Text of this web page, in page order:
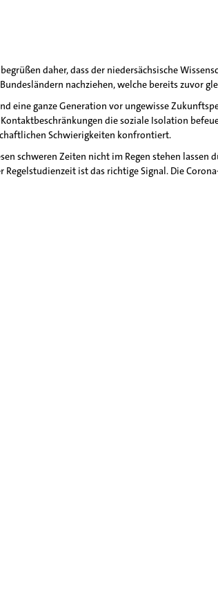
daher, dass der niedersächsische
nachziehen, welche bereits zuvor
eine ganze Generation vor ungewisse
die soziale Isolation
Schwierigkeiten konfrontiert.
schweren Zeiten nicht im Regen stehen lassen
ist das richtige Signal. Die